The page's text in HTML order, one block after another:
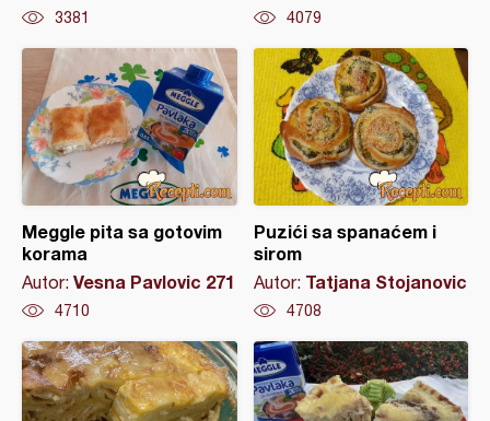
3381 4079
Meggle pita sa gotovim
korama
Autor: Vesna Pavlovic 271
4710
Puzići sa spanaćem i
sirom
Autor: Tatjana Stojanovic
4708